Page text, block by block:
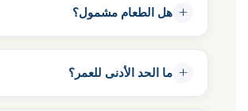
+ هل الطعام مشمول؟
+ ما الحد الأدنى للعمر؟